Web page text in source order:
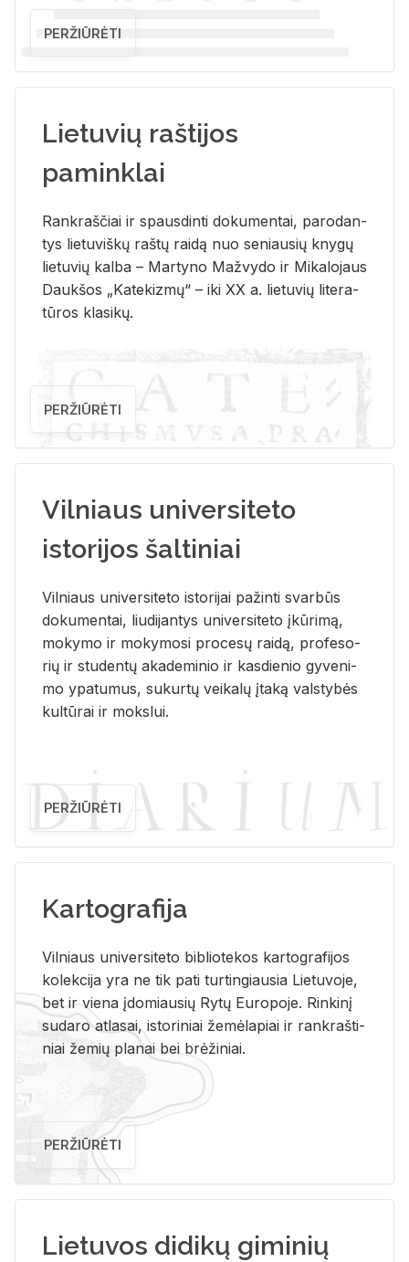
PERŽIŪRĖTI
Lietuvių raštijos
paminklai
Rank­raš­čiai ir spaus­din­ti do­ku­men­tai, pa­ro­dan­
tys lie­tu­viš­kų raš­tų rai­dą nuo se­niau­sių kny­gų
lie­tu­vių kal­ba – Mar­ty­no Ma­žvy­do ir Mi­ka­lo­jaus
Dauk­šos „Ka­te­kiz­mų“ – iki XX a. lie­tu­vių li­te­ra­
tū­ros kla­si­kų.
PERŽIŪRĖTI
Vilniaus universiteto
istorijos šaltiniai
Vil­niaus uni­ver­si­te­to is­to­ri­jai pa­žin­ti svar­būs
do­ku­men­tai, liu­di­jan­tys uni­ver­si­te­to įkū­ri­mą,
mo­ky­mo ir mo­ky­mo­si pro­ce­sų rai­dą, pro­fe­so­
rių ir stu­den­tų aka­de­mi­nio ir kas­die­nio gy­ve­ni­
mo ypa­tu­mus, su­kur­tų vei­ka­lų įta­ką vals­ty­bės
kul­tū­rai ir moks­lui.
PERŽIŪRĖTI
Kartografija
Vil­niaus uni­ver­si­te­to bi­b­lio­te­kos kar­to­gra­fi­jos
ko­lek­ci­ja yra ne tik pati tur­tin­giau­sia Lie­tu­vo­je,
bet ir vie­na įdo­miau­sių Rytų Eu­ro­po­je. Rin­ki­nį
su­da­ro at­la­sai, is­to­ri­niai že­mė­la­piai ir rank­raš­ti­
niai že­mių pla­nai bei brė­ži­niai.
PERŽIŪRĖTI
Lietuvos didikų giminių